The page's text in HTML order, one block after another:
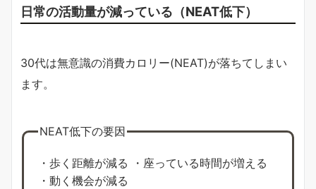
日常の活動量が減っている（NEAT低下）
30代は無意識の消費カロリー(NEAT)が落ちてしまい
ます。
NEAT低下の要因
・歩く距離が減る ・座っている時間が増える
・動く機会が減る